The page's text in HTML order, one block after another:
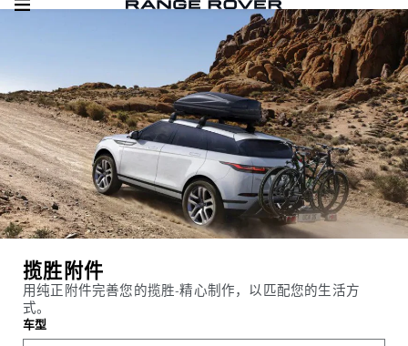
揽胜附件
用纯正附件完善您的揽胜-精心制作，以匹配您的生活方
式。
车型